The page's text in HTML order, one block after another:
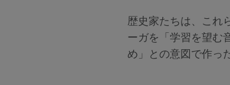
歴史家たちは、これ
ーガを「学習を望む
め」との意図で作っ